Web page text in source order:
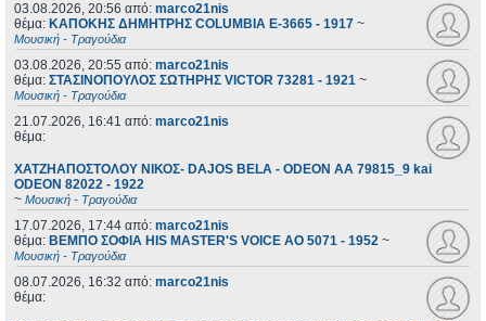
03.08.2026, 20:56 από: marco21nis
θέμα: ΚΑΠΟΚΗΣ ΔΗΜΗΤΡΗΣ COLUMBIA E-3665 - 1917 ~
Μουσική - Τραγούδια
03.08.2026, 20:55 από: marco21nis
θέμα: ΣΤΑΣΙΝΟΠΟΥΛΟΣ ΣΩΤΗΡΗΣ VICTOR 73281 - 1921 ~
Μουσική - Τραγούδια
21.07.2026, 16:41 από: marco21nis
θέμα:
ΧΑΤΖΗΑΠΟΣΤΟΛΟΥ ΝΙΚΟΣ- DAJOS BELA - ODEON AA 79815_9 kai
ODEON 82022 - 1922
~ Μουσική - Τραγούδια
17.07.2026, 17:44 από: marco21nis
θέμα: ΒΕΜΠΟ ΣΟΦΙΑ HIS MASTER'S VOICE AO 5071 - 1952 ~
Μουσική - Τραγούδια
08.07.2026, 16:32 από: marco21nis
θέμα: